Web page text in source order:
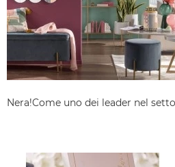
Nera!Come uno dei leader nel